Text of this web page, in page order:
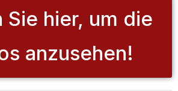
Sie hier, um die
anzusehen!